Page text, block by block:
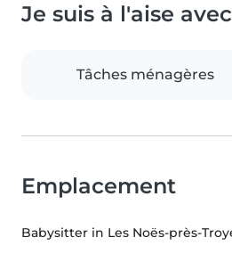
Je suis à l'aise avec
Tâches ménagères
Emplacement
Babysitter in Les Noës-près-